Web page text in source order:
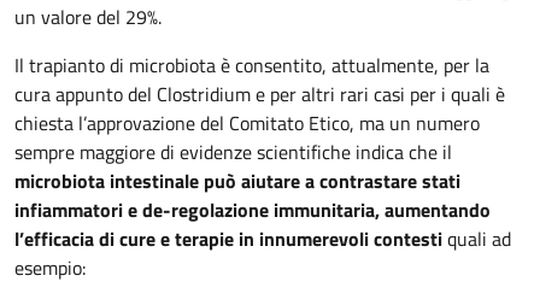
un valore del 29%.
Il trapianto di microbiota è consentito, attualmente, per la
cura appunto del Clostridium e per altri rari casi per i quali è
chiesta l’approvazione del Comitato Etico, ma un numero
sempre maggiore di evidenze scientifiche indica che il
microbiota intestinale può aiutare a contrastare stati
infiammatori e de-regolazione immunitaria, aumentando
l’efficacia di cure e terapie in innumerevoli contestiquali ad
esempio: